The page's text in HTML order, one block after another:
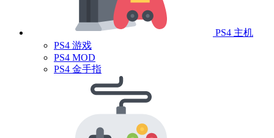
PS4 主机
PS4 游戏
PS4 MOD
PS4 金手指